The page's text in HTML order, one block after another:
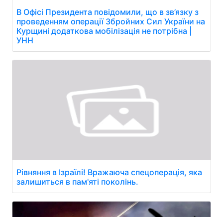
В Офісі Президента повідомили, що в зв’язку з
проведенням операції Збройних Сил України на
Курщині додаткова мобілізація не потрібна |
УНН
Рівняння в Ізраїлі! Вражаюча спецоперація, яка
залишиться в пам'яті поколінь.